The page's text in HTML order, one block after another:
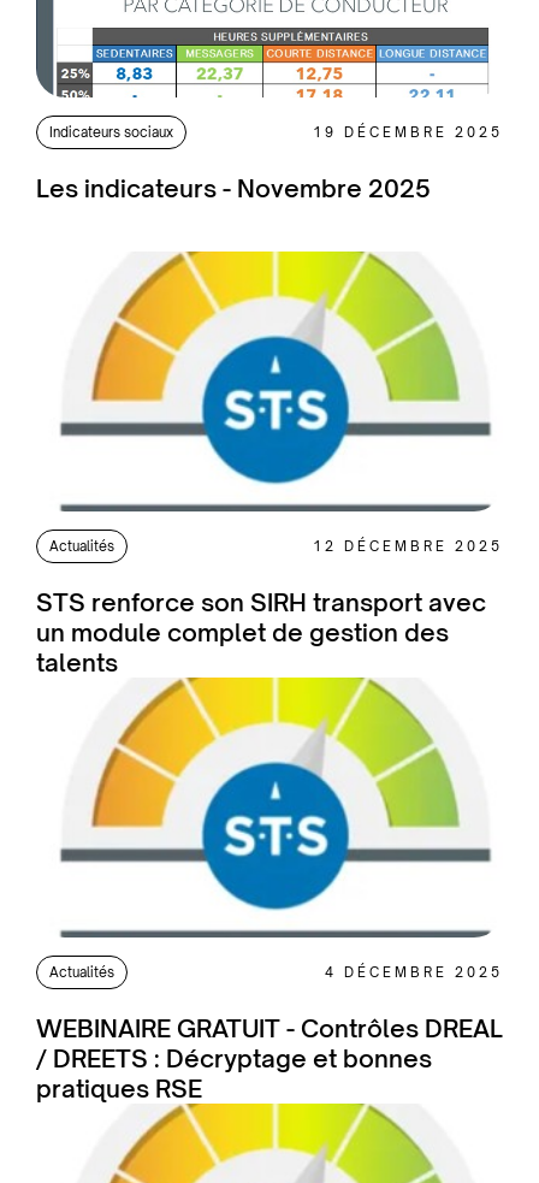
Indicateurs sociaux 19 DÉCEMBRE 2025
Les indicateurs - Novembre 2025
Actualités 12 DÉCEMBRE 2025
STS renforce son SIRH transport avec
un module complet de gestion des
talents
Actualités 4 DÉCEMBRE 2025
WEBINAIRE GRATUIT - Contrôles DREAL
/ DREETS : Décryptage et bonnes
pratiques RSE